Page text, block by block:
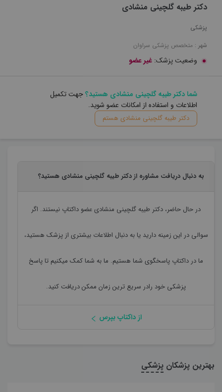
دکتر طیبه گلچینی منشادی
پزشکی
شهر : متخصص پزشکی سراوان
وضعیت پزشک: غیر عضو
شما دکتر طیبه گلچینی منشادی هستید؟جهت تکمیل
اطلاعات و استفاده از امکانات عضو شوید.
دکتر طیبه گلچینی منشادی هستم
به دنبال دریافت مشاوره از دکتر طیبه گلچینی منشادی هستید؟
در حال حاضر، دکتر طیبه گلچینی منشادیعضو داکتاپ نیستند. اگر
سوالی در این زمینه دارید یا به دنبال اطلاعات بیشتری از پزشک هستید،
ما در داکتاپ پاسخگوی شما هستیم. ما به شما کمک میکنیم تا پاسخ
پزشکی خود رادر سریع ترین زمان ممکن دریافت کنید.
از داکتاپ بپرس
بهترین پزشکان پزشکی